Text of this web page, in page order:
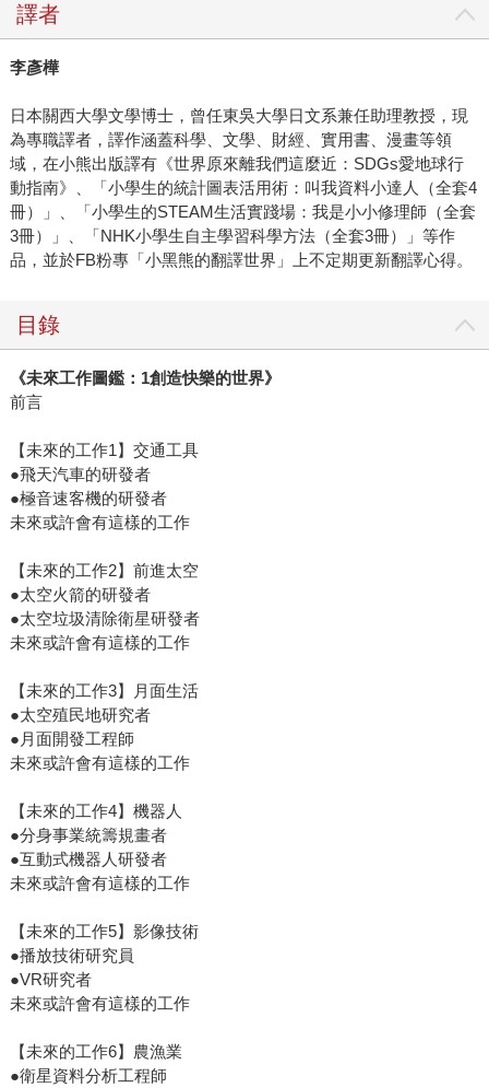
譯者
李彥樺
日本關西大學文學博士，曾任東吳大學日文系兼任助理教授，現
為專職譯者，譯作涵蓋科學、文學、財經、實用書、漫畫等領
域，在小熊出版譯有《世界原來離我們這麼近：SDGs愛地球行
動指南》、「小學生的統計圖表活用術：叫我資料小達人（全套4
冊）」、「小學生的STEAM生活實踐場：我是小小修理師（全套
3冊）」、「NHK小學生自主學習科學方法（全套3冊）」等作
品，並於FB粉專「小黑熊的翻譯世界」上不定期更新翻譯心得。
目錄
《未來工作圖鑑：1創造快樂的世界》
前言
【未來的工作1】交通工具
●飛天汽車的研發者
●極音速客機的研發者
未來或許會有這樣的工作
【未來的工作2】前進太空
●太空火箭的研發者
●太空垃圾清除衛星研發者
未來或許會有這樣的工作
【未來的工作3】月面生活
●太空殖民地研究者
●月面開發工程師
未來或許會有這樣的工作
【未來的工作4】機器人
●分身事業統籌規畫者
●互動式機器人研發者
未來或許會有這樣的工作
【未來的工作5】影像技術
●播放技術研究員
●VR研究者
未來或許會有這樣的工作
【未來的工作6】農漁業
●衛星資料分析工程師